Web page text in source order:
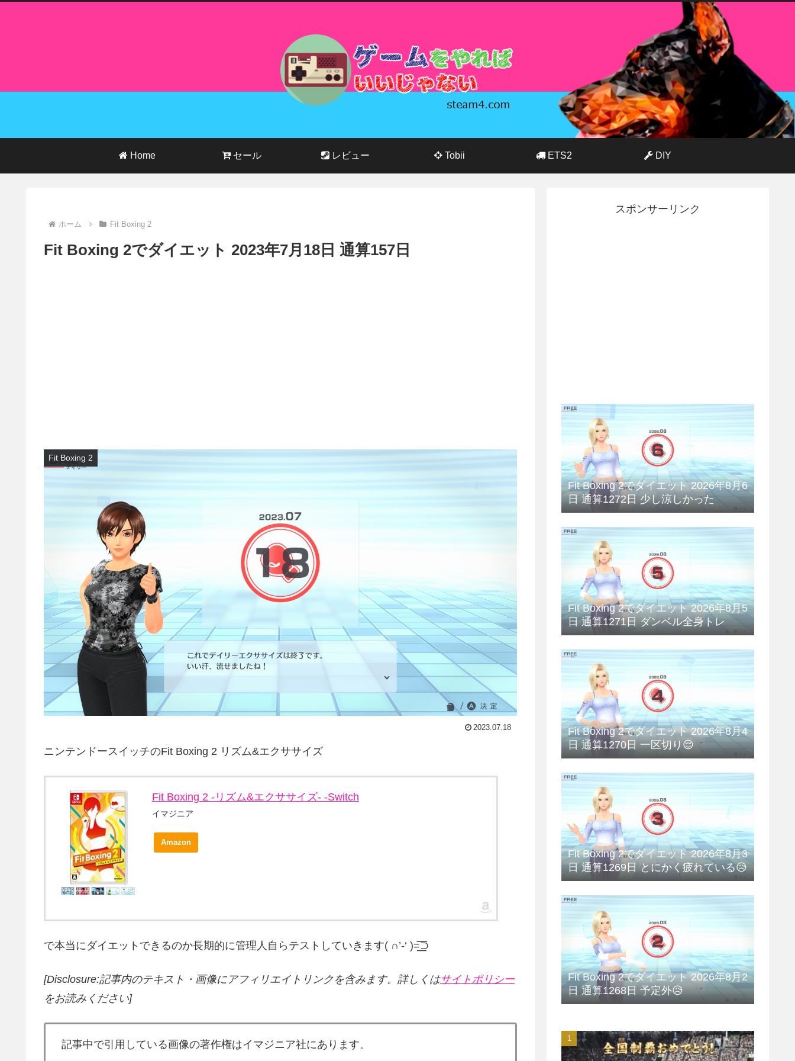
Home セール レビュー Tobii ETS2 DIY
ホーム Fit Boxing 2
Fit Boxing 2でダイエット 2023年7月18日 通算157日
Fit Boxing 2
2023.07.18
ニンテンドースイッチのFit Boxing 2 リズム&エクササイズ
Fit Boxing 2 -リズム&エクササイズ- -Switch
イマジニア
Amazon
で本当にダイエットできるのか長期的に管理人自らテストしていきます( ∩’-‘ )=͟͟͞͞⊃
[Disclosure:記事内のテキスト・画像にアフィリエイトリンクを含みます。詳しくはサイトポリシー
をお読みください]
記事中で引用している画像の著作権はイマジニア社にあります。
スポンサーリンク
Fit Boxing 2でダイエット 2026年8月6
日 通算1272日 少し涼しかった
Fit Boxing 2でダイエット 2026年8月5
日 通算1271日 ダンベル全身トレ
Fit Boxing 2でダイエット 2026年8月4
日 通算1270日 一区切り😌
Fit Boxing 2でダイエット 2026年8月3
日 通算1269日 とにかく疲れている😥
Fit Boxing 2でダイエット 2026年8月2
日 通算1268日 予定外😥